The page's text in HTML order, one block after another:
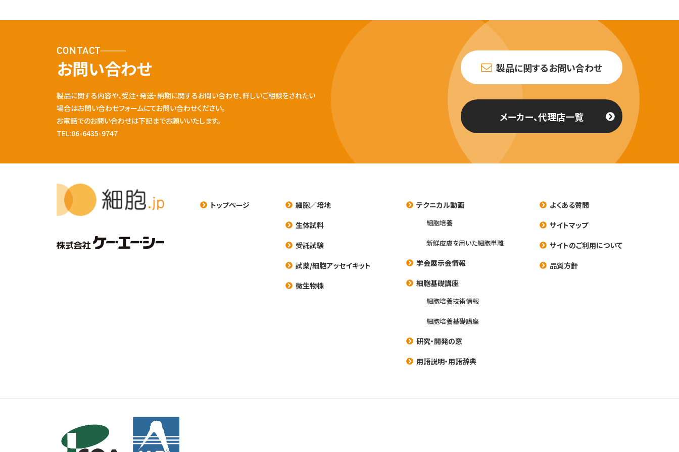
CONTACT
お問い合わせ
製品に関する内容や、受注・発送・納期に関するお問い合わせ、詳しいご相談をされたい
場合はお問い合わせフォームにてお問い合わせください。
お電話でのお問い合わせは下記までお願いいたします。
TEL:06-6435-9747
製品に関するお問い合わせ
メーカー、代理店一覧
トップページ
細胞／培地
生体試料
受託試験
試薬/細胞アッセイキット
微生物株
テクニカル動画
細胞培養
新鮮皮膚を用いた細胞単離
学会展示会情報
細胞基礎講座
細胞培養技術情報
細胞培養基礎講座
研究・開発の窓
用語説明・用語辞典
よくある質問
サイトマップ
サイトのご利用について
品質方針